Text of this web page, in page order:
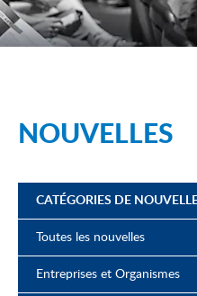
NOUVELLES
CATÉGORIES DE
Toutes les nouvelles
Entreprises et Organismes